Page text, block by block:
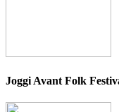
Joggi Avant Folk